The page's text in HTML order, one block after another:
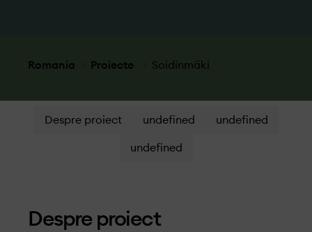
Romania Proiecte Soidinmäki
Despre proiect undefined undefined
undefined
Despre proiect